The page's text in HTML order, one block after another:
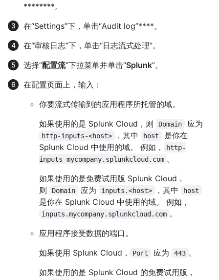
********。
在“Settings”下，单击“Audit log”****。
在“审核日志”下，单击“日志流式处理”。
选择“配置流”下拉菜单并单击“Splunk”。
在配置页面上，输入：
你要流式传输到的应用程序所托管的域。
如果使用的是 Splunk Cloud，则
Domain 应为
http-inputs-<host> ，其中 host
是你在
Splunk Cloud 中使用的域。 例如，
http-
inputs-mycompany.splunkcloud.com 。
如果使用的是免费试用版 Splunk Cloud，
则
Domain 应为 inputs.<host> ，其中 host
是你在 Splunk Cloud 中使用的域。 例如，
inputs.mycompany.splunkcloud.com 。
应用程序接受数据的端口。
如果使用 Splunk Cloud，
Port 应为 443 。
如果使用的是 Splunk Cloud 的免费试用版，